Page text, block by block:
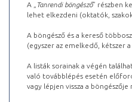
A „ Tanrendi böngésző” részben
lehet elkezdeni (oktatók,
A böngésző és a kereső
(egyszer az emelkedő, kétszer
A listák sorainak a végén
való továbblépés esetén
vagy lépjen vissza a